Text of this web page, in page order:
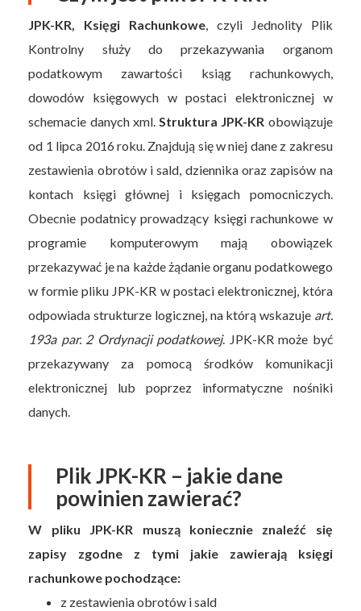
JPK-KR, Księgi Rachunkowe , czyli Jednolity Plik
Kontrolny służy do przekazywania organom
podatkowym zawartości ksiąg rachunkowych,
dowodów księgowych w postaci elektronicznej w
schemacie danych xml. Struktura JPK-KR obowiązuje
od 1 lipca 2016 roku. Znajdują się w niej dane z zakresu
zestawienia obrotów i sald, dziennika oraz zapisów na
kontach księgi głównej i księgach pomocniczych.
Obecnie podatnicy prowadzący księgi rachunkowe w
programie komputerowym mają obowiązek
przekazywać je na każde żądanie organu podatkowego
w formie pliku JPK-KR w postaci elektronicznej, która
odpowiada strukturze logicznej, na którą wskazuje art.
193a par. 2 Ordynacji podatkowej. JPK-KR może być
przekazywany za pomocą środków komunikacji
elektronicznej lub poprzez informatyczne nośniki
danych.
Plik JPK-KR – jakie dane
powinien zawierać?
W pliku JPK-KR muszą koniecznie znaleźć się
zapisy zgodne z tymi jakie zawierają księgi
rachunkowe pochodzące:
z zestawienia obrotów i sald